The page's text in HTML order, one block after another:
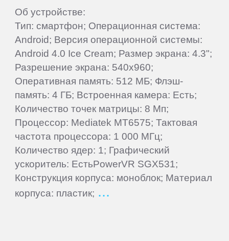
Об устройстве:
Тип: смартфон; Операционная система:
Android; Версия операционной системы:
Android 4.0 Ice Cream; Размер экрана: 4.3";
Разрешение экрана: 540x960;
Оперативная память: 512 МБ; Флэш-
память: 4 ГБ; Встроенная камера: Есть;
Количество точек матрицы: 8 Мп;
Процессор: Mediatek MT6575; Тактовая
частота процессора: 1 000 МГц;
Количество ядер: 1; Графический
ускоритель: ЕстьPowerVR SGX531;
Конструкция корпуса: моноблок; Материал
корпуса: пластик;
UMi
Venso
Veon
Vertex
Wexler
Wileyfox